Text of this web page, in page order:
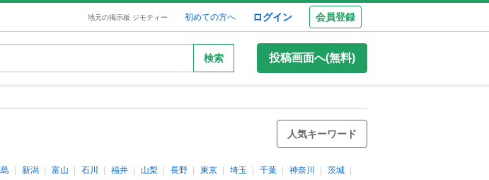
地元の掲示板 ジモティー 初めての方へ ログイン 会員登録
検索 投稿画面へ(無料)
人気キーワード
新潟 富山 石川 福井 山梨 長野 東京 埼玉 千葉 神奈川
茨城